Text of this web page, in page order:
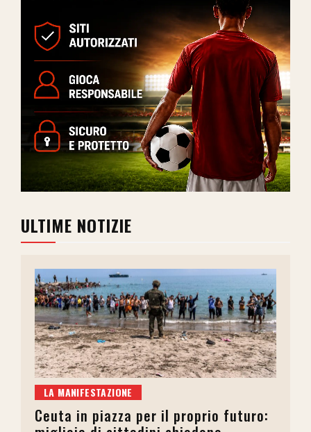
ULTIME NOTIZIE
LA MANIFESTAZIONE
Ceuta in piazza per il proprio futuro: